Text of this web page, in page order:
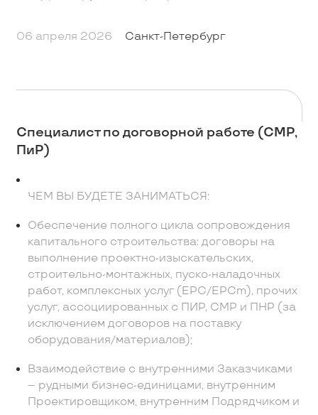
06 апреля 2026 Санкт-Петербург
Специалист по договорной работе (СМР,
ПиР)
ЧЕМ ВЫ БУДЕТЕ ЗАНИМАТЬСЯ:
Обеспечение полного цикла сопровождения
капитального строительства: договоры на
выполнение проектно-изыскательских,
строительно-монтажных, пуско-наладочных
работ, комплексных услуг (EPC/EPCm), прочих
услуг, ассоциированных с ПИР, СМР и ПНР (за
исключением договоров на поставку
оборудования/материалов);
Взаимодействие с внутренними Заказчиками
– рудными бизнес-единицами, внутренним
Проектировщиком, внутренним Подрядчиком и